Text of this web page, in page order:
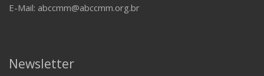
E-Mail: abccmm@abccmm.org.br
Newsletter